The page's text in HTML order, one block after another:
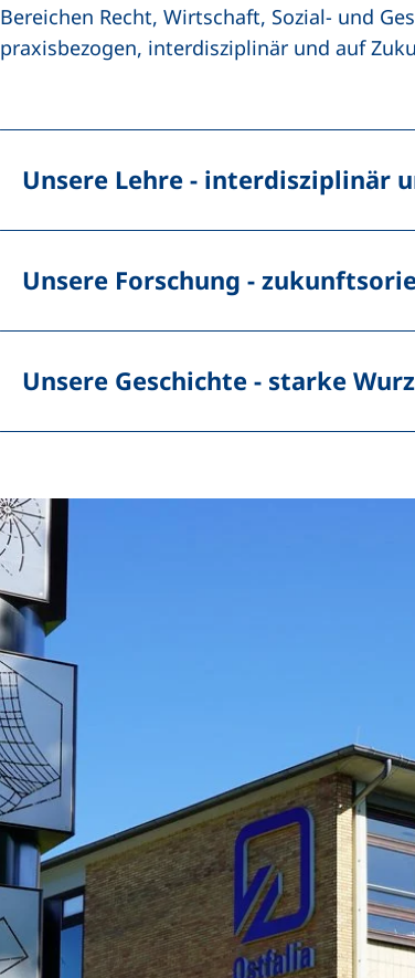
Bereichen Recht, Wirtschaft, Sozial- und
praxisbezogen, interdisziplinär und auf
Unsere Lehre - interdisziplinär
Unsere Forschung -
Unsere Geschichte - starke